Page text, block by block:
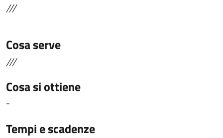
///
Cosa serve
///
Cosa si ottiene
-
Tempi e scadenze